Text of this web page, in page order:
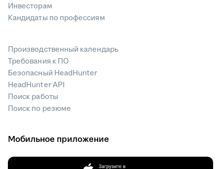
Инвесторам
Кандидаты по профессиям
Производственный календарь
Требования к ПО
Безопасный HeadHunter
HeadHunter API
Поиск работы
Поиск по резюме
Мобильное приложение